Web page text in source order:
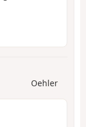
Oehler